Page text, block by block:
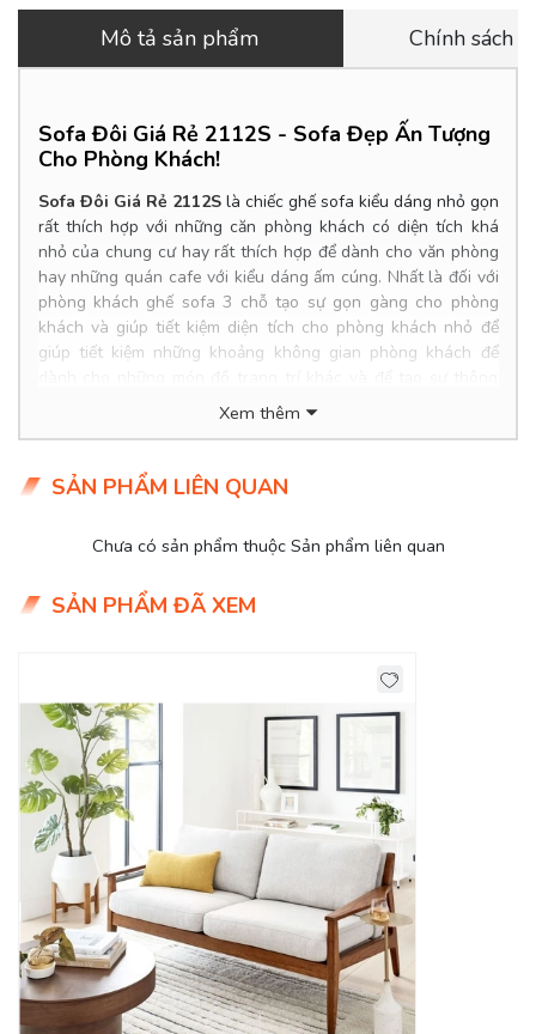
Mô tả sản phẩm Chính sách
Sofa Đôi Giá Rẻ 2112S - Sofa Đẹp Ấn Tượng
Cho Phòng Khách!
Sofa Đôi Giá Rẻ 2112S là chiếc ghế sofa kiểu dáng nhỏ gọn
rất thích hợp với những căn phòng khách có diện tích khá
nhỏ của chung cư hay rất thích hợp để dành cho văn phòng
hay những quán cafe với kiểu dáng ấm cúng. Nhất là đối với
phòng khách ghế sofa 3 chỗ tạo sự gọn gàng cho phòng
khách và giúp tiết kiệm diện tích cho phòng khách nhỏ để
giúp tiết kiệm những khoảng không gian phòng khách để
thoáng cho phòng khách đế giúp các thành viên trong gia
Product Info
Kích thước: 1.8*0.85m
Khung ghế:Gỗ dầu đỏ qua xử lý, ván Flywood tạo dáng.
Chân ghế:Gỗ tự nhiên.
Tình trạng:
Giao Hàng Miễn Phí
Delivery Free:
Miễn phí giao hàng tại TPHCM, Biên Hòa, nội
thành Bình Dương. - Các tỉnh khác tính phí giao Chành xe
do đơn vị vận chuyển báo giá.
Ghế Sofa Phòng Khách Sang Trọng Với Kiểu
Dáng Mới!
Sofa 3 Chỗlà vị trí dành cho chủ nhà khi tiếp khách, đem
đến vẻ sang trọng và lịch thiệp. Kích thước vừa vặn tạo cảm
Xem thêm
SẢN PHẨM LIÊN QUAN
Chưa có sản phẩm thuộc Sản phẩm liên quan
SẢN PHẨM ĐÃ XEM